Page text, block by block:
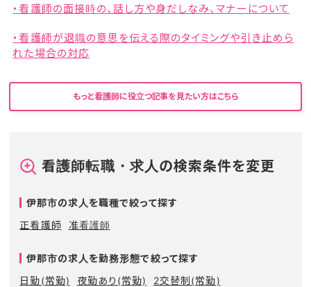
・看護師の面接時の、話し方や身だしなみ、マナーについて
・看護師が退職の意思を伝える際のタイミングや引き止めら
れた場合の対応
もっと看護師に役立つ記事を見たい方はこちら
看護師転職・求人の検索条件を変更
伊那市の求人を職種で絞って探す
正看護師
准看護師
伊那市の求人を勤務形態で絞って探す
日勤(常勤)
夜勤あり(常勤) 2交替制(常勤)